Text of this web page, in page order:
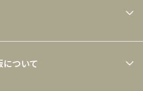
ついて